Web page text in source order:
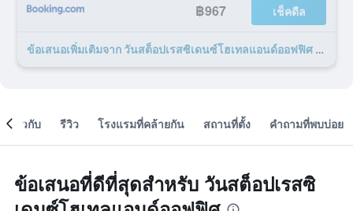
฿967 เช็คดีล
ข้อเสนอเพิ่มเติมจาก วันสต็อปเรสซิเดนซ์โฮเทลแอนด์ออฟฟิศ 13 รายการ
เกี่ยวกับ รีวิว โรงแรมที่คล้ายกัน สถานที่ตั้ง คำถามที่พบบ่อย
ข้อเสนอที่ดีที่สุดสำหรับ วันสต็อปเรสซิ